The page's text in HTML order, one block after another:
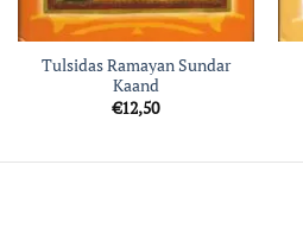
Tulsidas Ramayan Sundar
Kaand
€12,50